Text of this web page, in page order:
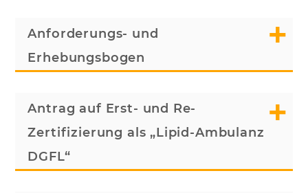
Anforderungs- und
Erhebungsbogen
Antrag auf Erst- und Re-
Zertifizierung als „Lipid-Ambulanz
DGFL“